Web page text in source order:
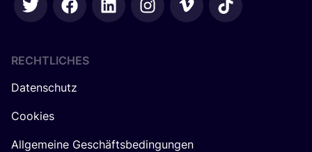
RECHTLICHES
Datenschutz
Cookies
Allgemeine Geschäftsbedingungen